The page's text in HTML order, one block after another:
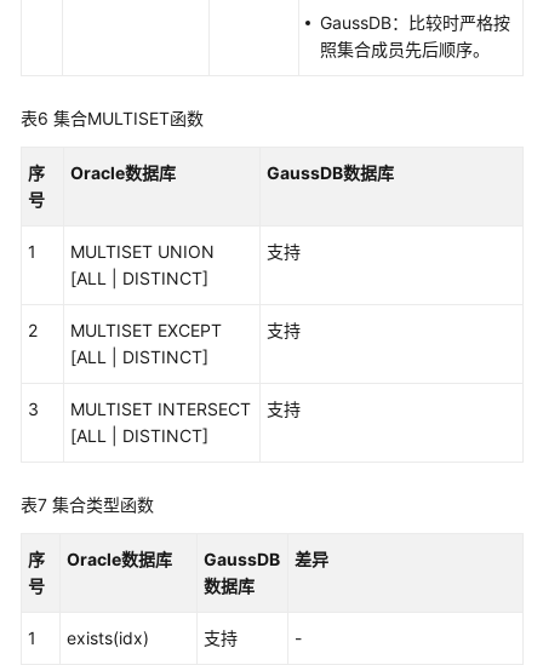
查
言
基
本
据
型
性
GaussDB：比较时严格按
照集合成员先后顺序。
表6 集合MULTISET函数
序
号
Oracle数据库 GaussDB数据库
1
MULTISET UNION
[ALL | DISTINCT]
支持
2
MULTISET EXCEPT
[ALL | DISTINCT]
支持
3
MULTISET INTERSECT
[ALL | DISTINCT]
支持
表7 集合类型函数
序
号
Oracle数据库
GaussDB
数据库
差异
1 exists(idx) 支持 -